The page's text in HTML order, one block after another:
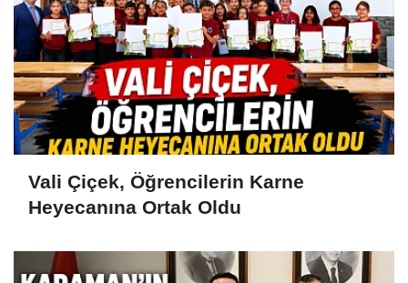
Vali Çiçek, Öğrencilerin Karne
Heyecanına Ortak Oldu